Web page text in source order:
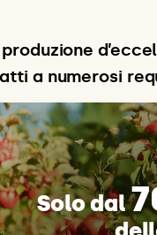
a numerosi
Solo dal